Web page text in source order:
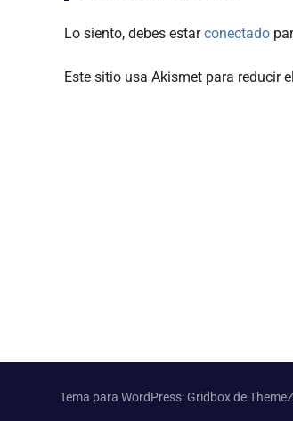
Lo siento, debes estarconectado
Este sitio usa Akismet para reducir
Tema para WordPress: Gridbox de